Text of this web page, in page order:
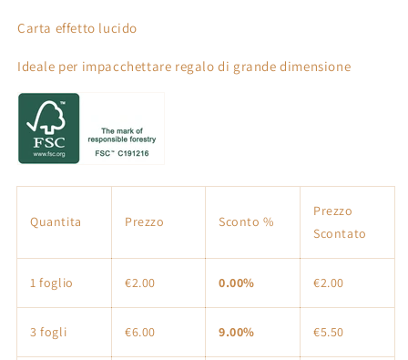
Carta effetto lucido
Ideale per impacchettare regalo di grande dimensione
Quantita Prezzo Sconto %
Prezzo
Scontato
1 foglio €2.00 0.00% €2.00
3 fogli €6.00 9.00% €5.50